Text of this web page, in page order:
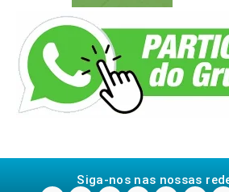
Siga-nos nas nossas